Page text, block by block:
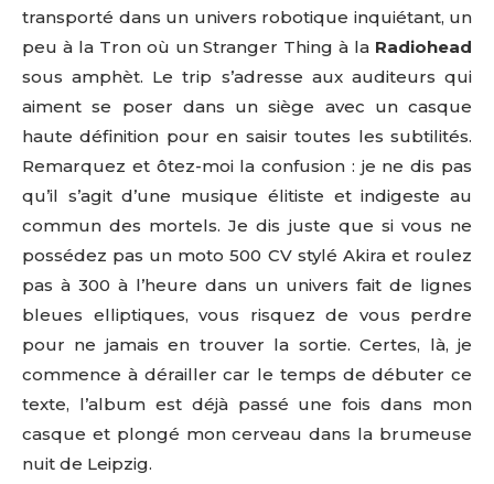
transporté dans un univers robotique inquiétant, un
peu à la Tron où un Stranger Thing à la Radiohead
sous amphèt. Le trip s’adresse aux auditeurs qui
aiment se poser dans un siège avec un casque
haute définition pour en saisir toutes les subtilités.
Remarquez et ôtez-moi la confusion : je ne dis pas
qu’il s’agit d’une musique élitiste et indigeste au
commun des mortels. Je dis juste que si vous ne
possédez pas un moto 500 CV stylé Akira et roulez
pas à 300 à l’heure dans un univers fait de lignes
bleues elliptiques, vous risquez de vous perdre
pour ne jamais en trouver la sortie. Certes, là, je
commence à dérailler car le temps de débuter ce
texte, l’album est déjà passé une fois dans mon
casque et plongé mon cerveau dans la brumeuse
nuit de Leipzig.